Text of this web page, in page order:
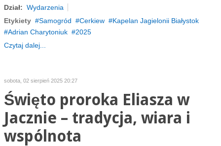
Dział: Wydarzenia
Etykiety
Samogród Cerkiew
Kapelan Jagielonii Białystok
Adrian Charytoniuk
2025
Czytaj dalej...
sobota, 02 sierpień 2025 20:27
Święto proroka Eliasza w
Jacznie – tradycja, wiara i
wspólnota